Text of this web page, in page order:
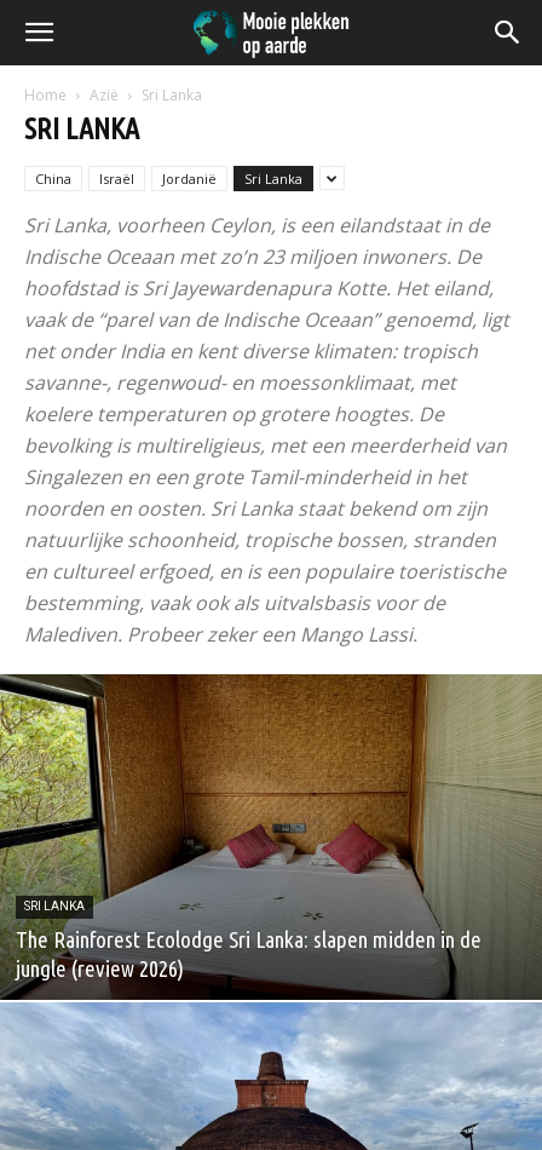
Home Azië Sri Lanka
SRI LANKA
China Israël Jordanië Sri Lanka
Sri Lanka, voorheen Ceylon, is een eilandstaat in de
Indische Oceaan met zo’n 23 miljoen inwoners. De
hoofdstad is Sri Jayewardenapura Kotte. Het eiland,
vaak de “parel van de Indische Oceaan” genoemd, ligt
net onder India en kent diverse klimaten: tropisch
savanne-, regenwoud- en moessonklimaat, met
koelere temperaturen op grotere hoogtes. De
bevolking is multireligieus, met een meerderheid van
Singalezen en een grote Tamil-minderheid in het
noorden en oosten. Sri Lanka staat bekend om zijn
natuurlijke schoonheid, tropische bossen, stranden
en cultureel erfgoed, en is een populaire toeristische
bestemming, vaak ook als uitvalsbasis voor de
Malediven. Probeer zeker een Mango Lassi.
SRI LANKA
The Rainforest Ecolodge Sri Lanka: slapen midden in de
jungle (review 2026)